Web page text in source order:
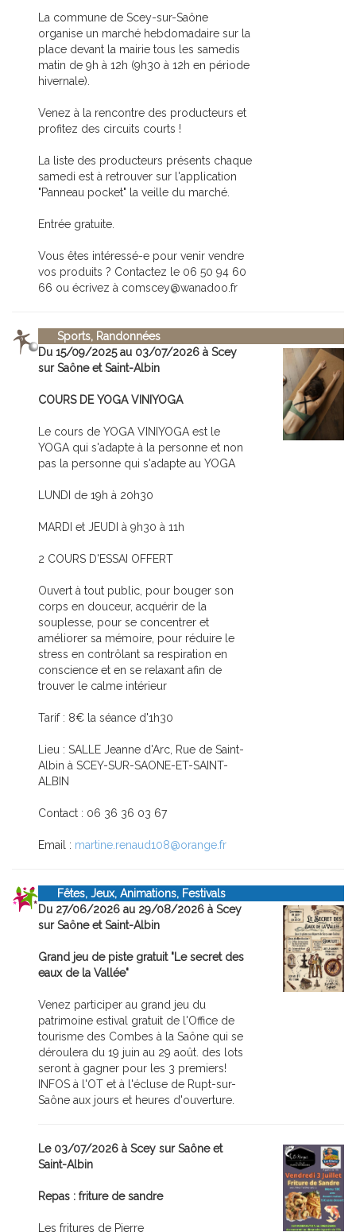
La commune de Scey-sur-Saône
organise un marché hebdomadaire sur la
place devant la mairie tous les samedis
matin de 9h à 12h (9h30 à 12h en période
hivernale).
Venez à la rencontre des producteurs et
profitez des circuits courts !
La liste des producteurs présents chaque
samedi est à retrouver sur l'application
"Panneau pocket" la veille du marché.
Entrée gratuite.
Vous êtes intéressé-e pour venir vendre
vos produits ? Contactez le 06 50 94 60
66 ou écrivez à comscey@wanadoo.fr
Sports, Randonnées
Du 15/09/2025 au 03/07/2026 à Scey
sur Saône et Saint-Albin
COURS DE YOGA VINIYOGA
Le cours de YOGA VINIYOGA est le
YOGA qui s'adapte à la personne et non
pas la personne qui s'adapte au YOGA
LUNDI de 19h à 20h30
MARDI et JEUDI à 9h30 à 11h
2 COURS D'ESSAI OFFERT
Ouvert à tout public, pour bouger son
corps en douceur, acquérir de la
souplesse, pour se concentrer et
améliorer sa mémoire, pour réduire le
stress en contrôlant sa respiration en
conscience et en se relaxant afin de
trouver le calme intérieur
Tarif : 8€ la séance d'1h30
Lieu : SALLE Jeanne d'Arc, Rue de Saint-
Albin à SCEY-SUR-SAONE-ET-SAINT-
ALBIN
Contact : 06 36 36 03 67
Email : martine.renaud108@orange.fr
Fêtes, Jeux, Animations, Festivals
Du 27/06/2026 au 29/08/2026 à Scey
sur Saône et Saint-Albin
Grand jeu de piste gratuit "Le secret des
eaux de la Vallée"
Venez participer au grand jeu du
patrimoine estival gratuit de l'Office de
tourisme des Combes à la Saône qui se
déroulera du 19 juin au 29 août. des lots
seront à gagner pour les 3 premiers!
INFOS à l'OT et à l'écluse de Rupt-sur-
Saône aux jours et heures d'ouverture.
Le 03/07/2026 à Scey sur Saône et
Saint-Albin
Repas : friture de sandre
Les fritures de Pierre